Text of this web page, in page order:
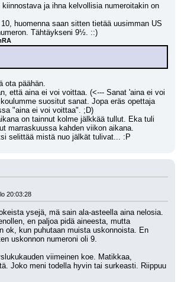
kiinnostava ja ihna kelvollisia numeroitakin on
huomenna saan sitten tietää uusimman US
Tähtäykseni 9½. ::)
ota päähän.
että aina ei voi voittaa. (<--- Sanat 'aina ei voi
suositut sanat. Jopa eräs opettaja
"aina ei voi voittaa". ;D)
on tainnut kolme jälkkää tullut. Eka tuli
marraskuussa kahden viikon aikana.
selittää mistä nuo jälkät tulivat... :P
20:03:28
ysejä, mä sain ala-asteella aina nelosia.
en paljoa pidä aineesta, mutta
ok, kun puhutaan muista uskonnoista. En
uskonnon numeroni oli 9.
viimeinen koe. Matikkaa,
Joko meni todella hyvin tai surkeasti. Riippuu